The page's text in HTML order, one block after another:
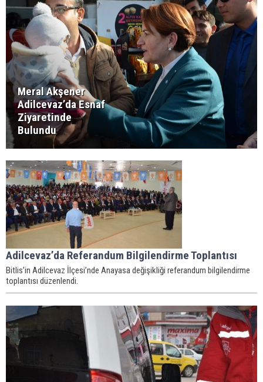
Meral Akşener
Adilcevaz’da Esnaf
Ziyaretinde
Bulundu
Adilcevaz’da Referandum Bilgilendirme Toplantısı
Bitlis’in Adilcevaz İlçesi’nde Anayasa değişikliği referandum bilgilendirme
toplantısı düzenlendi.